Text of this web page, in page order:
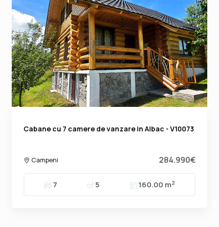
Cabane cu 7 camere de vanzare in Albac - V10073
Campeni 284.990€
7 5 160.00 m2